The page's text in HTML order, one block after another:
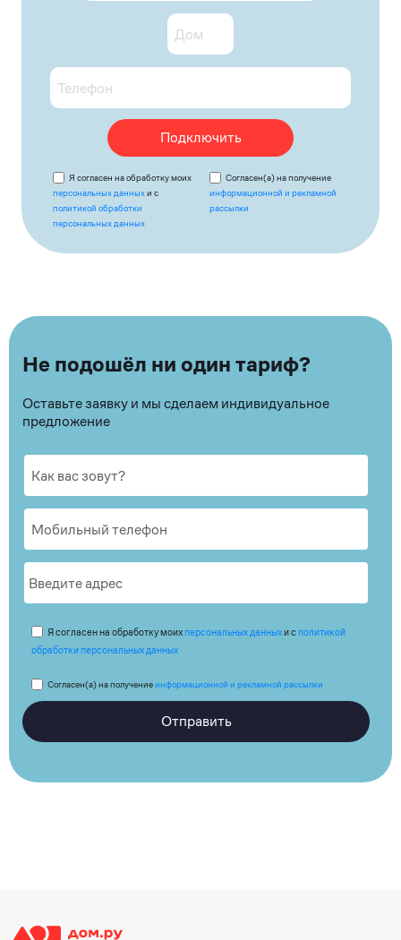
Подключить
Я согласен на обработку моих
персональных данныхи с
политикой обработки
персональных данных
Согласен(а) на получение
информационной и рекламной
рассылки
Не подошёл ни один тариф?
Оставьте заявку и мы сделаем индивидуальное
предложение
Я согласен на обработку моих персональных данныхи с политикой
обработки персональных данных
Согласен(а) на получениеинформационной и рекламной рассылки
Отправить